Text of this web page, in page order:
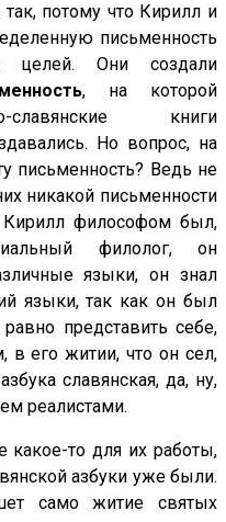
потому что Кирилл и
письменность
целей. Они создали
, на которой
славянские книги
Но вопрос, на
письменность? Ведь не
никакой письменности
философом был,
филолог, он
языки, он знал
языки, так как он был
представить себе,
в его житии, что он сел,
славянская, да, ну,
реалистами.
какое-то для их работы,
азбуки уже были.
само житие святых